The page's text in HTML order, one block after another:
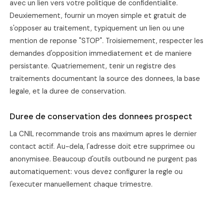
avec un lien vers votre politique de confidentialite.
Deuxiemement, fournir un moyen simple et gratuit de
s'opposer au traitement, typiquement un lien ou une
mention de reponse "STOP". Troisiemement, respecter les
demandes d'opposition immediatement et de maniere
persistante. Quatriemement, tenir un registre des
traitements documentant la source des donnees, la base
legale, et la duree de conservation.
Duree de conservation des donnees prospect
La CNIL recommande trois ans maximum apres le dernier
contact actif. Au-dela, l'adresse doit etre supprimee ou
anonymisee. Beaucoup d'outils outbound ne purgent pas
automatiquement: vous devez configurer la regle ou
l'executer manuellement chaque trimestre.